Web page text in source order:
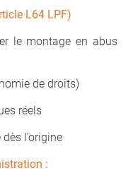
L64 LPF)
le montage en abus
de droits)
réels
l’origine
: